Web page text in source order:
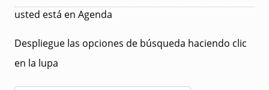
usted está en Agenda
Despliegue las opciones de búsqueda haciendo clic
en la lupa